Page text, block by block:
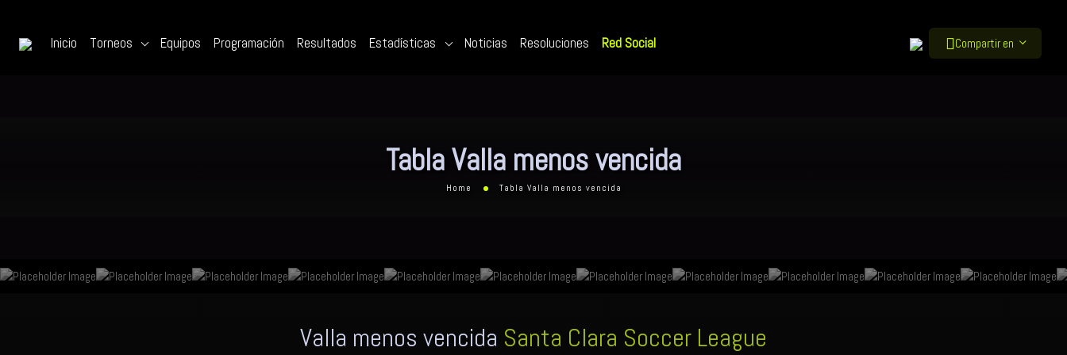
Inicio Torneos Equipos Programación Resultados Estadísticas Noticias Resoluciones Red Social Compartir en
Tabla Valla menos vencida
Home Tabla Valla menos vencida
Valla menos vencida Santa Clara Soccer League